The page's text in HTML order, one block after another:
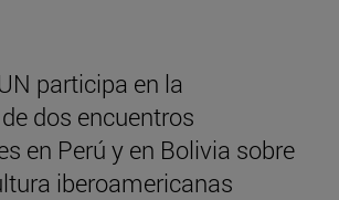
participa en la
dos encuentros
en Perú y en Bolivia sobre
iberoamericanas